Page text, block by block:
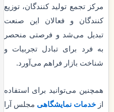
مرکز تجمع تولید کنندگان، توزیع‌
کنندگان و فعالان این صنعت
تبدیل می‌شد و فرصتی منحصر
به فرد برای تبادل تجربیات و
شناخت بازار فراهم می‌آورد.
همچنین می‌توانید برای استفاده
ازخدمات نمایشگاهی مجلس آرا